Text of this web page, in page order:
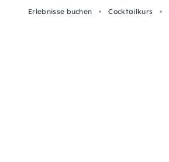
Erlebnisse buchen
Cocktailkurs